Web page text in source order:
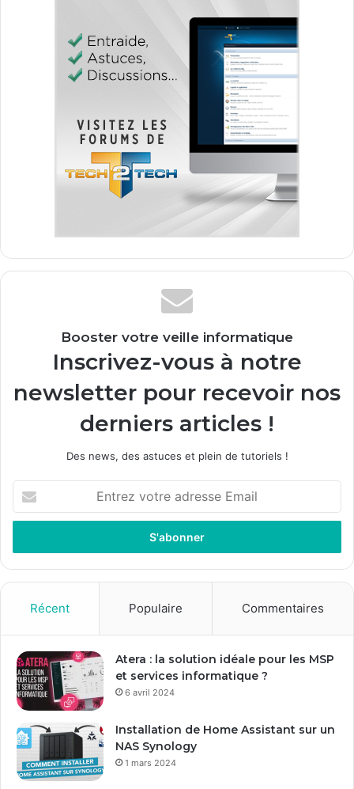
Booster votre veille informatique
Inscrivez-vous à notre
newsletter pour recevoir nos
derniers articles !
Des news, des astuces et plein de tutoriels !
t
e
z
r
e
a
d
s
e
Récent Populaire Commentaires
Atera : la solution idéale pour les MSP
et services informatique ?
6 avril 2024
Installation de Home Assistant sur un
NAS Synology
1 mars 2024